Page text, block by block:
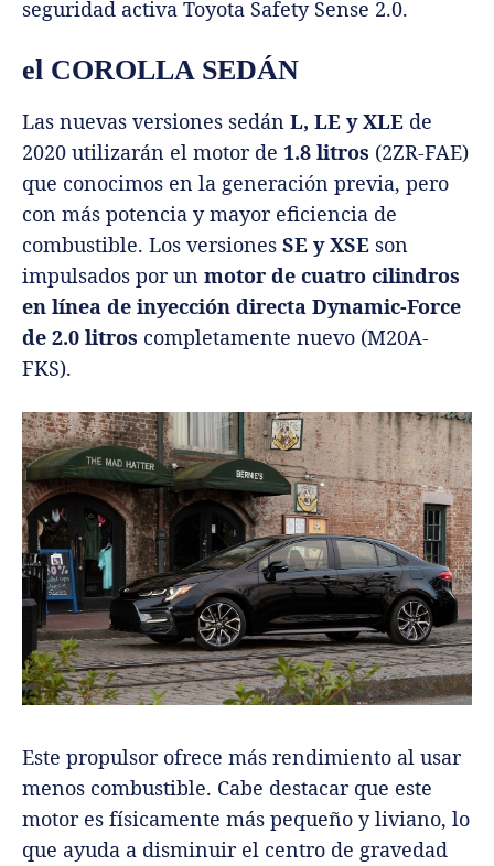
seguridad activa Toyota Safety Sense 2.0.
el COROLLA SEDÁN
Las nuevas versiones sedán L, LE y XLE de
2020 utilizarán el motor de 1.8 litros (2ZR-FAE)
que conocimos en la generación previa, pero
con más potencia y mayor eficiencia de
combustible. Los versiones SE y XSE son
impulsados ​​por un motor de cuatro cilindros
en línea de inyección directa Dynamic-Force
de 2.0 litros completamente nuevo (M20A-
FKS).
Este propulsor ofrece más rendimiento al usar
menos combustible. Cabe destacar que este
motor es físicamente más pequeño y liviano, lo
que ayuda a disminuir el centro de gravedad